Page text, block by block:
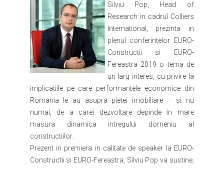
Silviu Pop, Head of
Research in cadrul Colliers
International, prezinta in
plenul conferintelor EURO-
Constructii si EURO-
Fereastra 2019 o tema de
un larg interes, cu privire la
implicatiile pe care performantele economice din
Romania le au asupra pietei imobiliare – si nu
numai, de a carei dezvoltare depinde in mare
masura dinamica intregului domeniu al
constructiilor.
Prezent in premiera in calitate de speaker la EURO-
Constructii si EURO-Fereastra, Silviu Pop va sustine,